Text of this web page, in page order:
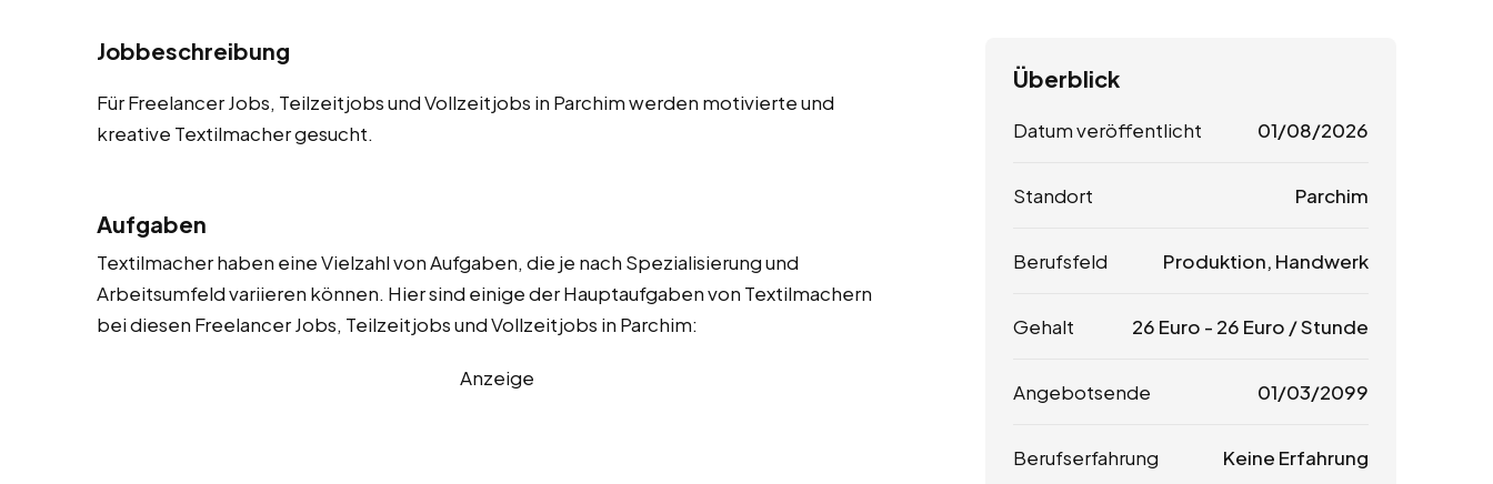
Jobbeschreibung
Für Freelancer Jobs, Teilzeitjobs und Vollzeitjobs in Parchim werden motivierte und
kreative Textilmacher gesucht.
Aufgaben
Textilmacher haben eine Vielzahl von Aufgaben, die je nach Spezialisierung und
Arbeitsumfeld variieren können. Hier sind einige der Hauptaufgaben von Textilmachern
bei diesen Freelancer Jobs, Teilzeitjobs und Vollzeitjobs in Parchim:
Anzeige
Überblick
Datum veröffentlicht 01/08/2026
Standort Parchim
Berufsfeld Produktion, Handwerk
Gehalt 26 Euro - 26 Euro / Stunde
Angebotsende 01/03/2099
Berufserfahrung Keine Erfahrung